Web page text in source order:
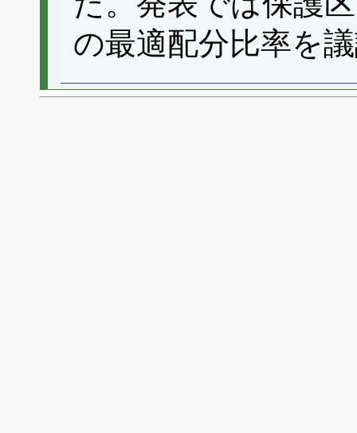
の最適配分比率を